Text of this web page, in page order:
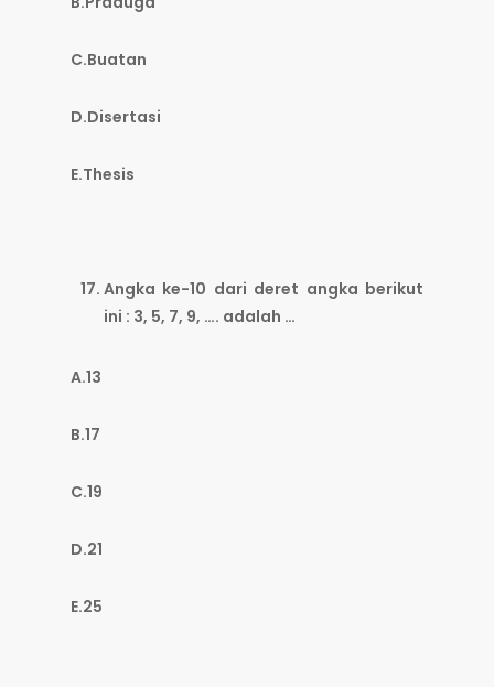
C.Buatan
D.Disertasi
E.Thesis
Angka ke-10 dari deret angka berikut
ini : 3, 5, 7, 9, …. adalah …
A.13
B.17
C.19
D.21
E.25